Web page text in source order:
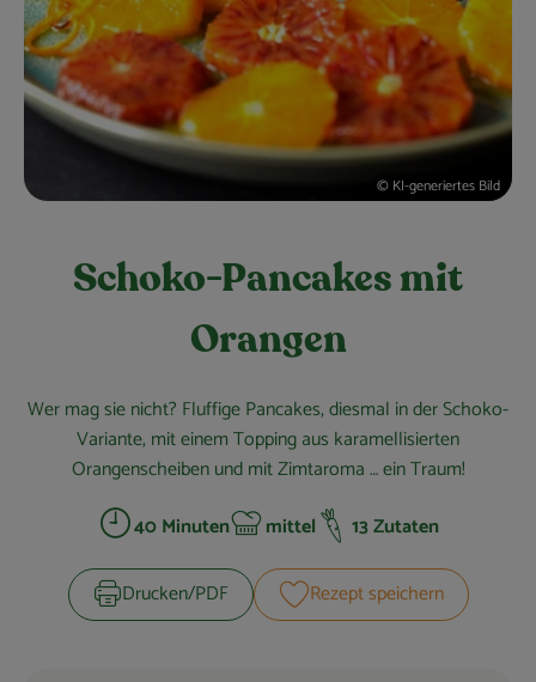
Obst & Gemüse
Kühltheke
Bäckerei
Vorratskammer
Kosmetik
So geht’s
Über uns
© KI-generiertes Bild
Schoko-Pancakes mit
Orangen
Wer mag sie nicht? Fluffige Pancakes, diesmal in der Schoko-
Variante, mit einem Topping aus karamellisierten
Orangenscheiben und mit Zimtaroma … ein Traum!
Zubreitungszeit:
40 MinutenSchwierigkeit:
mittel 13 Zutaten
Drucken​/​PDF Rezept speichern